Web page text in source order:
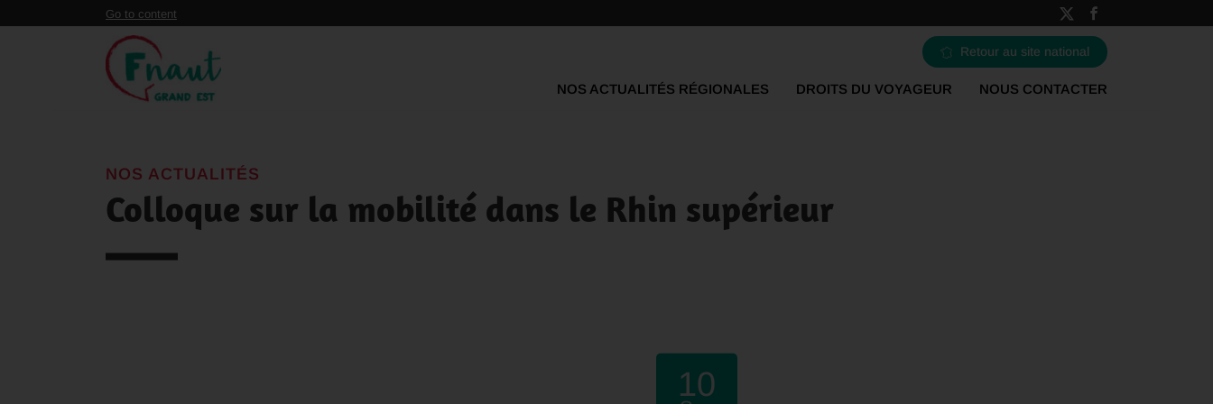
Panneau de gestion des cookies
Go to content
Retour au site national
NOS ACTUALITÉS RÉGIONALES DROITS DU VOYAGEUR NOUS CONTACTER
NOS ACTUALITÉS
Colloque sur la mobilité dans le Rhin supérieur
10